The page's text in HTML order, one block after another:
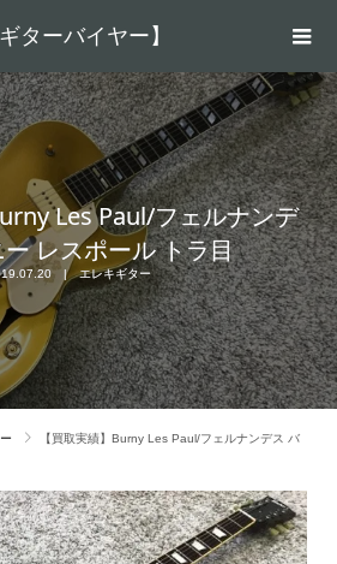
ターバイヤー】
Les Paul/フェルナンデ
レスポール トラ目
エレキギター
【買取実績】Burny Les Paul/フェルナンデス バ